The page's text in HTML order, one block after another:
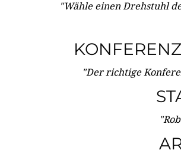
"Wähle einen Drehstuhl
"Der richtige